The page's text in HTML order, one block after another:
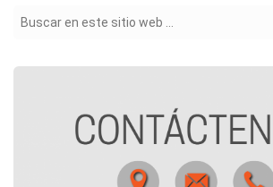
Formulario de búsqueda